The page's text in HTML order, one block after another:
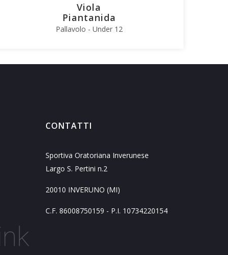
Viola
Piantanida
Pallavolo - Under 12
CONTATTI
Sportiva Oratoriana Inverunese
Largo S. Pertini n.2
20010 INVERUNO (MI)
C.F. 86008750159 - P.I. 10734220154